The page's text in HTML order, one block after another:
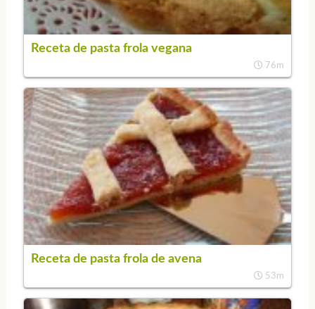
Receta de pasta frola vegana
76m
Receta de pasta frola de avena
53m